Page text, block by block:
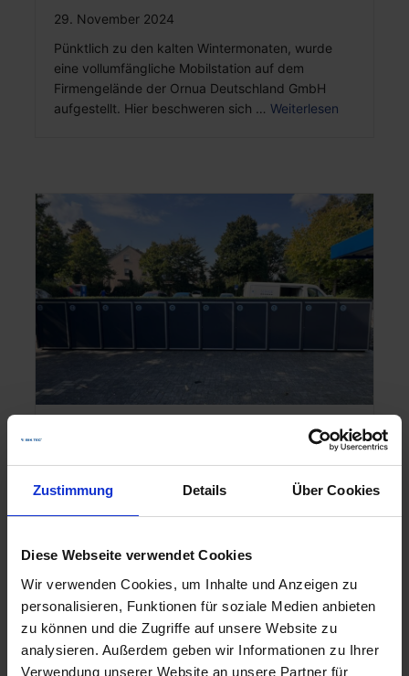
Zustimmung Details Über Cookies
Diese Webseite verwendet Cookies
Wir verwenden Cookies, um Inhalte und Anzeigen zu
personalisieren, Funktionen für soziale Medien anbieten
zu können und die Zugriffe auf unsere Website zu
analysieren. Außerdem geben wir Informationen zu Ihrer
Verwendung unserer Website an unsere Partner für
29. November 2024
Pünktlich zu den kalten Wintermonaten, wurde
eine vollumfängliche Mobilstation auf dem
Firmengelände der Ornua Deutschland GmbH
aufgestellt. Hier beschweren sich … Weiterlesen
go.Rheinland nimmt weiter Fahrt
auf!
14. November 2024
Am Troisdorfer Bahnhof wurde kürzlich eine
befindet sich auf der Südseite des Bahnhofs
neben dem …Weiterlesen